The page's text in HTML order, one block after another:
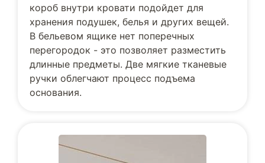
короб внутри кровати подойдет для
хранения подушек, белья и других вещей.
В бельевом ящике нет поперечных
перегородок - это позволяет разместить
длинные предметы. Две мягкие тканевые
ручки облегчают процесс подъема
основания.